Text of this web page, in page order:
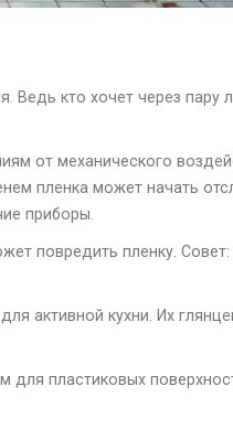
Ведь кто хочет через пару
от механического
пленка может начать
приборы.
повредить пленку. Совет:
активной кухни. Их
пластиковых